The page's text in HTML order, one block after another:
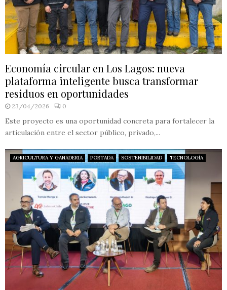
Economía circular en Los Lagos: nueva
plataforma inteligente busca transformar
residuos en oportunidades
23/04/2026 0
Este proyecto es una oportunidad concreta para fortalecer la
articulación entre el sector público, privado,...
AGRICULTURA Y GANADERIA PORTADA SOSTENIBILIDAD TECNOLOGÍA